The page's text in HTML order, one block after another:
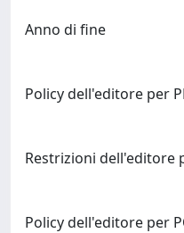
Anno di fine
Policy dell'editore per
Restrizioni dell'editore
Policy dell'editore per